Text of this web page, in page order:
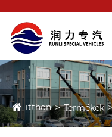
itthon Termékek